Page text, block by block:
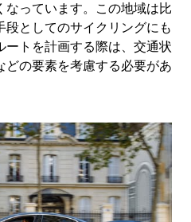
っています。この地域は比
としてのサイクリングにも
トを計画する際は、交通状
の要素を考慮する必要があ